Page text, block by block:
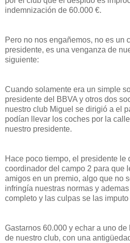
indemnización de 60.000 €.
Pero no nos engañemos, no es un
presidente, es una venganza de
siguiente:
Cuando solamente era un simple
presidente del BBVA y otros dos
nuestro club Miguel se dirigió a el
podían llevar los coches por la
nuestro presidente.
Hace poco tiempo, el presidente le
coordinador del campo 2 para que
amigos en un premio, algo que no
infringía nuestras normas y
completo y las culpas se las
Gastarnos 60.000 y echar a uno
de nuestro club, con una